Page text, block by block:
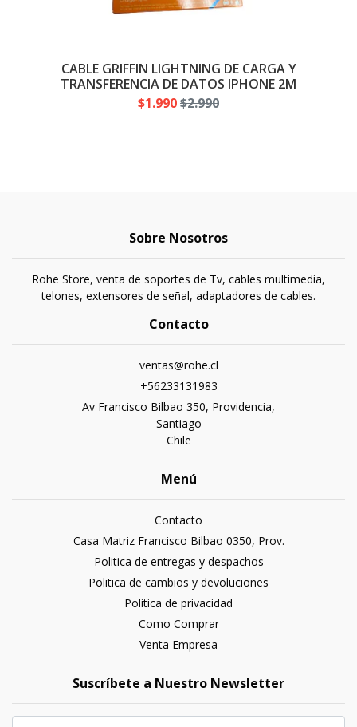
CABLE GRIFFIN LIGHTNING DE CARGA Y
TRANSFERENCIA DE DATOS IPHONE 2M
$1.990$2.990
Sobre Nosotros
Rohe Store, venta de soportes de Tv, cables multimedia,
telones, extensores de señal, adaptadores de cables.
Contacto
ventas@rohe.cl
+56233131983
Av Francisco Bilbao 350, Providencia,
Santiago
Chile
Menú
Contacto
Casa Matriz Francisco Bilbao 0350, Prov.
Politica de entregas y despachos
Politica de cambios y devoluciones
Politica de privacidad
Como Comprar
Venta Empresa
Suscríbete a Nuestro Newsletter